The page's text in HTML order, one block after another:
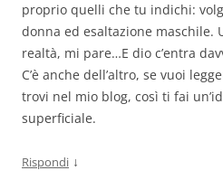
proprio quelli che tu indichi:
donna ed esaltazione maschile.
realtà, mi pare…E dio c’entra
C’è anche dell’altro, se vuoi
trovi nel mio blog, così ti fai
superficiale.
Rispondi ↓